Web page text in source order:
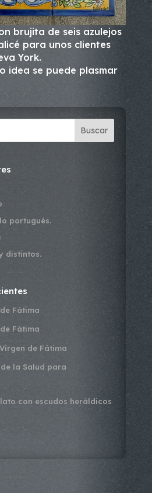
brujita de seis azulejos
para unos clientes
York.
idea se puede plasmar
Buscar
portugués.
distintos.
Fátima
Fátima
Virgen de Fátima
la Salud para
con escudos heráldicos